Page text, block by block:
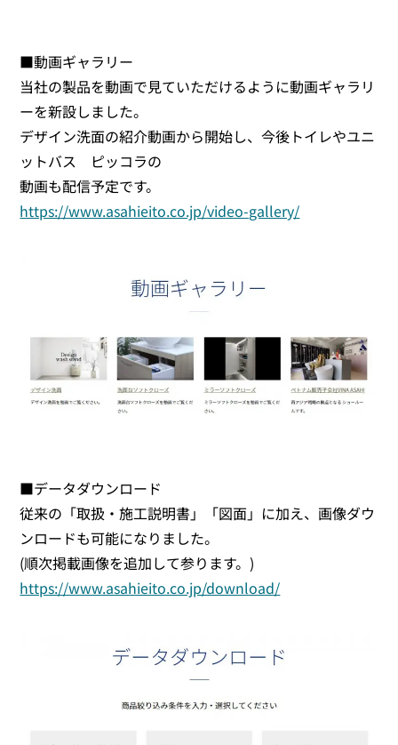
■動画ギャラリー
当社の製品を動画で見ていただけるように動画ギャラリ
ーを新設しました。
デザイン洗面の紹介動画から開始し、今後トイレやユニ
ットバス ピッコラの
動画も配信予定です。
https://www.asahieito.co.jp/video-gallery/
■データダウンロード
従来の「取扱・施工説明書」「図面」に加え、画像ダウ
ンロードも可能になりました。
(順次掲載画像を追加して参ります。)
https://www.asahieito.co.jp/download/